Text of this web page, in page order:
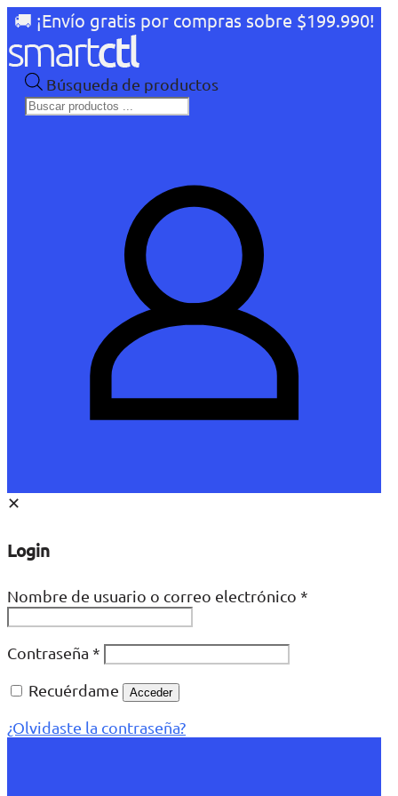
🚚 ¡Envío gratis por compras sobre $199.990!
Búsqueda de productos
✕
Login
Nombre de usuario o correo electrónico *
Contraseña *
Recuérdame
Acceder
¿Olvidaste la contraseña?